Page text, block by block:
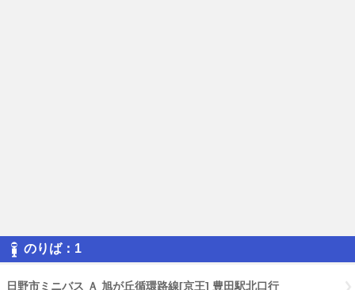
のりば：1
日野市ミニバス Ａ 旭が丘循環路線[京王] 豊田駅北口行